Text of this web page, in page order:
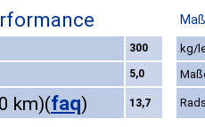
300
kg/
5,0
km)(faq) 13,7